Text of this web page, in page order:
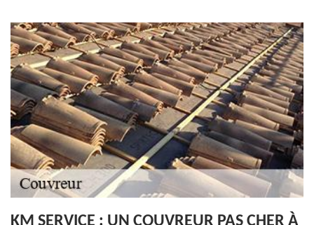
KM SERVICE : UN COUVREUR PAS CHER À